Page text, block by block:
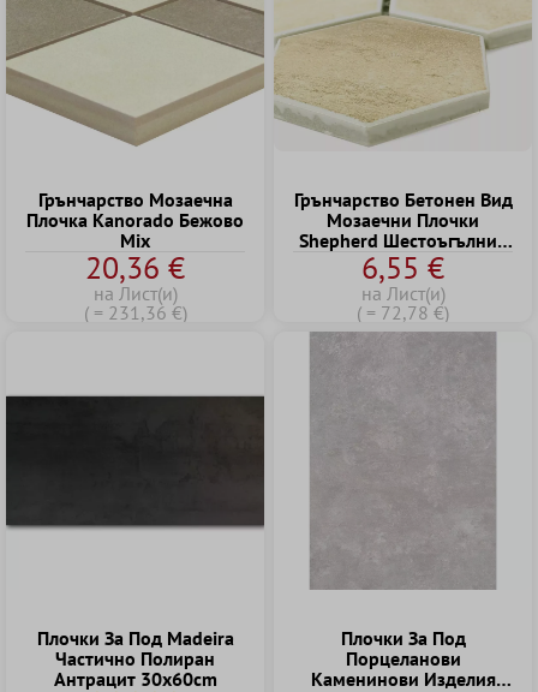
Грънчарство Mозаечна
Плочка Kanorado Бежово
Mix
20,36 €
на Лист(и)
( = 231,36 €)
Грънчарство Бетонен Вид
Mозаечни Плочки
Shepherd Шестоъгълник
Бежово
6,55 €
на Лист(и)
( = 72,78 €)
Плочки За Под Madeira
Частично Полиран
Антрацит 30x60cm
Плочки За Под
Порцеланови
Kаменинови Изделия